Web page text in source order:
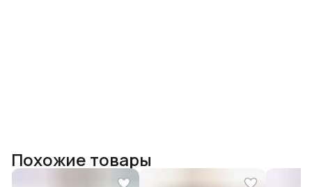
Похожие товары